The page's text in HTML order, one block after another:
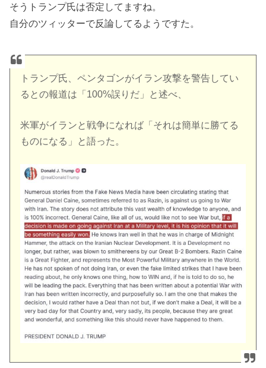
そうトランプ氏は否定してますね。
自分のツィッターで反論してるようですた。
トランプ氏、ペンタゴンがイラン攻撃を警告してい
るとの報道は「100%誤りだ」と述べ、
米軍がイランと戦争になれば「それは簡単に勝てる
ものになる」と語った。